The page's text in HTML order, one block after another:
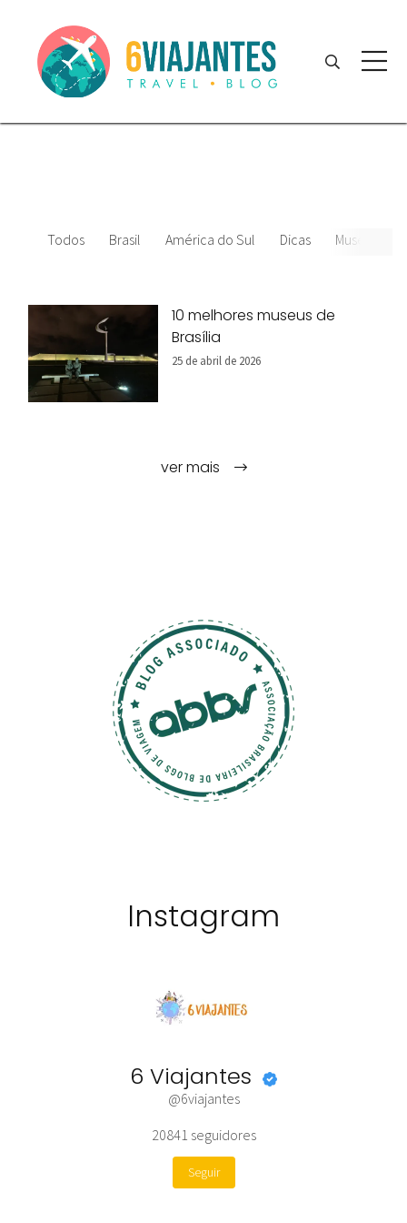
Todos Brasil América do Sul Dicas Museus
10 melhores museus de
Brasília
25 de abril de 2026
ver mais
Instagram
6 Viajantes
@6viajantes
20841 seguidores
Seguir